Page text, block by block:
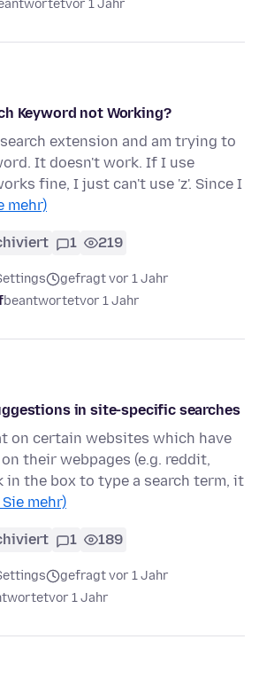
vor 1 Jahr
Keyword not Working?
extension and am trying to
It doesn't work. If I use
fine, I just can't use 'z'. Since I
mehr)
1 219
gefragt vor 1 Jahr
beantwortetvor 1 Jahr
in site-specific searches
on certain websites which have
their webpages (e.g. reddit,
the box to type a search term, it
mehr)
1 189
gefragt vor 1 Jahr
vor 1 Jahr